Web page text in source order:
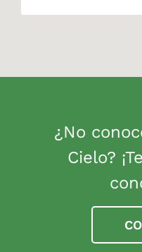
¿No
Cielo?